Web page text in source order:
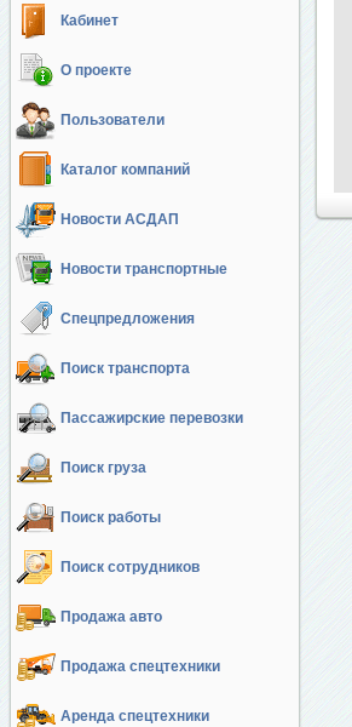
Кабинет
О проекте
Пользователи
Каталог компаний
Новости АСДАП
Новости транспортные
Спецпредложения
Поиск транспорта
Пассажирские перевозки
Поиск груза
Поиск работы
Поиск сотрудников
Продажа авто
Продажа спецтехники
Аренда спецтехники